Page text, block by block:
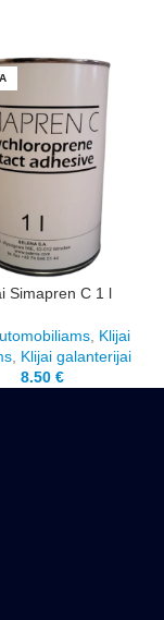
Simapren C 1 l
Klijai
Klijai galanterijai
8.50 €